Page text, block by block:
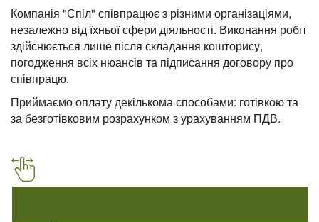
Компанія "Спіл" співпрацює з різними організаціями,
незалежно від їхньої сфери діяльності. Виконання робіт
здійснюється лише після складання кошторису,
погодження всіх нюансів та підписання договору про
співпрацю.
Приймаємо оплату декількома способами: готівкою та
за безготівковим розрахунком з урахуванням ПДВ.